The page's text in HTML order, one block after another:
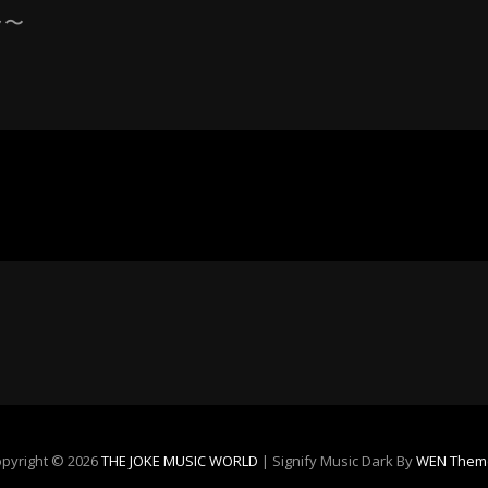
© 2026THE JOKE MUSIC WORLD | Signify Music Dark ByWEN